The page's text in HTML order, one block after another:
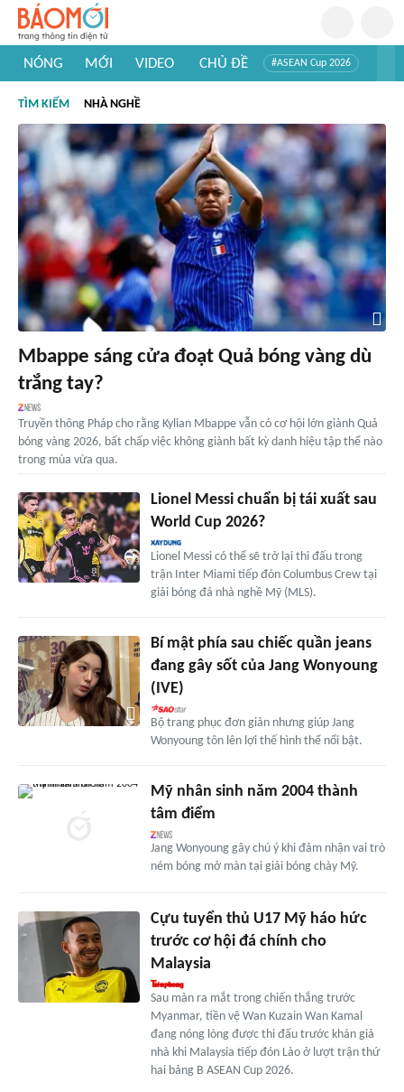
NÓNG MỚI VIDEO CHỦ ĐỀ #ASEAN Cup 2026
#Khám phá thế giới
TÌM KIẾM NHÀ NGHỀ
Mbappe sáng cửa đoạt Quả bóng vàng dù
trắng tay?
Truyền thông Pháp cho rằng Kylian Mbappe vẫn có cơ hội lớn giành Quả
bóng vàng 2026, bất chấp việc không giành bất kỳ danh hiệu tập thể nào
trong mùa vừa qua.
Lionel Messi chuẩn bị tái xuất sau
World Cup 2026?
Lionel Messi có thể sẽ trở lại thi đấu trong
trận Inter Miami tiếp đón Columbus Crew tại
giải bóng đá nhà nghề Mỹ (MLS).
Bí mật phía sau chiếc quần jeans
đang gây sốt của Jang Wonyoung
(IVE)
Bộ trang phục đơn giản nhưng giúp Jang
Wonyoung tôn lên lợi thế hình thể nổi bật.
Mỹ nhân sinh năm 2004 thành
tâm điểm
Jang Wonyoung gây chú ý khi đảm nhận vai trò
ném bóng mở màn tại giải bóng chày Mỹ.
Cựu tuyển thủ U17 Mỹ háo hức
trước cơ hội đá chính cho
Malaysia
Sau màn ra mắt trong chiến thắng trước
Myanmar, tiền vệ Wan Kuzain Wan Kamal
đang nóng lòng được thi đấu trước khán giả
nhà khi Malaysia tiếp đón Lào ở lượt trận thứ
hai bảng B ASEAN Cup 2026.